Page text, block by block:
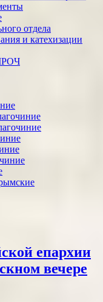
отдела
и катехизации
епархии
вечере